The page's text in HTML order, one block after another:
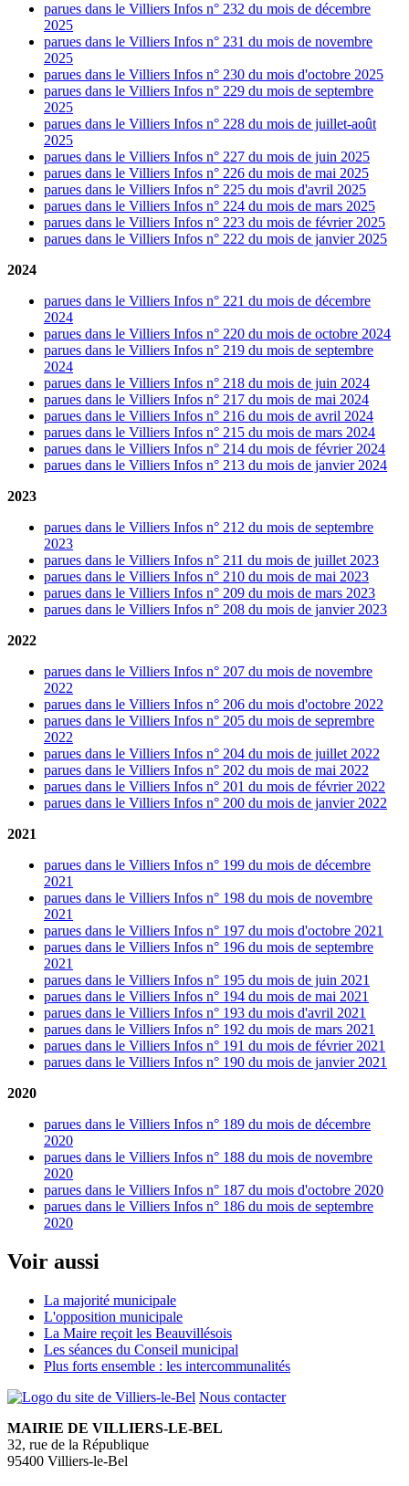
parues dans le Villiers Infos n° 232 du mois de décembre
2025
parues dans le Villiers Infos n° 231 du mois de novembre
2025
parues dans le Villiers Infos n° 230 du mois d'octobre 2025
parues dans le Villiers Infos n° 229 du mois de septembre
2025
parues dans le Villiers Infos n° 228 du mois de juillet-août
2025
parues dans le Villiers Infos n° 227 du mois de juin 2025
parues dans le Villiers Infos n° 226 du mois de mai 2025
parues dans le Villiers Infos n° 225 du mois d'avril 2025
parues dans le Villiers Infos n° 224 du mois de mars 2025
parues dans le Villiers Infos n° 223 du mois de février 2025
parues dans le Villiers Infos n° 222 du mois de janvier 2025
2024
parues dans le Villiers Infos n° 221 du mois de décembre
2024
parues dans le Villiers Infos n° 220 du mois de octobre 2024
parues dans le Villiers Infos n° 219 du mois de septembre
2024
parues dans le Villiers Infos n° 218 du mois de juin 2024
parues dans le Villiers Infos n° 217 du mois de mai 2024
parues dans le Villiers Infos n° 216 du mois de avril 2024
parues dans le Villiers Infos n° 215 du mois de mars 2024
parues dans le Villiers Infos n° 214 du mois de février 2024
parues dans le Villiers Infos n° 213 du mois de janvier 2024
2023
parues dans le Villiers Infos n° 212 du mois de septembre
2023
parues dans le Villiers Infos n° 211 du mois de juillet 2023
parues dans le Villiers Infos n° 210 du mois de mai 2023
parues dans le Villiers Infos n° 209 du mois de mars 2023
parues dans le Villiers Infos n° 208 du mois de janvier 2023
2022
parues dans le Villiers Infos n° 207 du mois de novembre
2022
parues dans le Villiers Infos n° 206 du mois d'octobre 2022
parues dans le Villiers Infos n° 205 du mois de seprembre
2022
parues dans le Villiers Infos n° 204 du mois de juillet 2022
parues dans le Villiers Infos n° 202 du mois de mai 2022
parues dans le Villiers Infos n° 201 du mois de février 2022
parues dans le Villiers Infos n° 200 du mois de janvier 2022
2021
parues dans le Villiers Infos n° 199 du mois de décembre
2021
parues dans le Villiers Infos n° 198 du mois de novembre
2021
parues dans le Villiers Infos n° 197 du mois d'octobre 2021
parues dans le Villiers Infos n° 196 du mois de septembre
2021
parues dans le Villiers Infos n° 195 du mois de juin 2021
parues dans le Villiers Infos n° 194 du mois de mai 2021
parues dans le Villiers Infos n° 193 du mois d'avril 2021
parues dans le Villiers Infos n° 192 du mois de mars 2021
parues dans le Villiers Infos n° 191 du mois de février 2021
parues dans le Villiers Infos n° 190 du mois de janvier 2021
2020
parues dans le Villiers Infos n° 189 du mois de décembre
2020
parues dans le Villiers Infos n° 188 du mois de novembre
2020
parues dans le Villiers Infos n° 187 du mois d'octobre 2020
parues dans le Villiers Infos n° 186 du mois de septembre
2020
Voir aussi
La majorité municipale
L'opposition municipale
La Maire reçoit les Beauvillésois
Les séances du Conseil municipal
Plus forts ensemble : les intercommunalités
Nous contacter
MAIRIE DE VILLIERS-LE-BEL
32, rue de la République
95400 Villiers-le-Bel